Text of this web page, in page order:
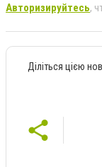
Авторизируйтесь,
Діліться цією